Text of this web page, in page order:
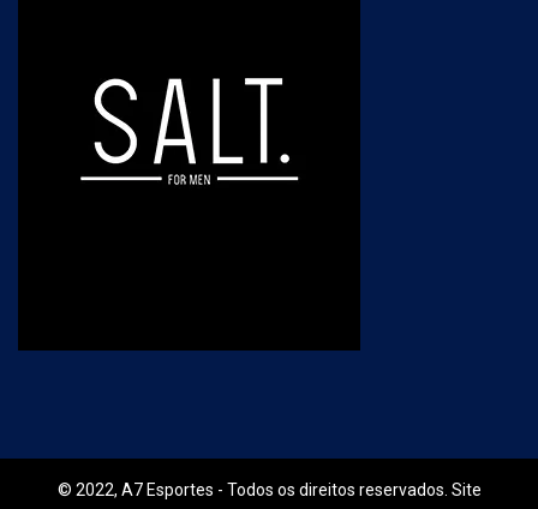
© 2022, A7 Esportes - Todos os direitos reservados. Site